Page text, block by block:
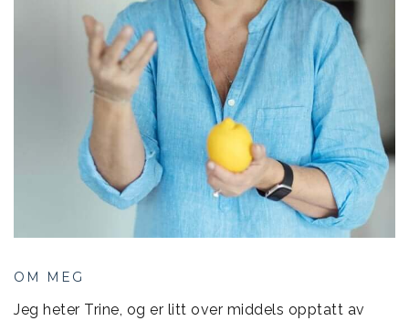
OM MEG
Jeg heter Trine, og er litt over middels opptatt av